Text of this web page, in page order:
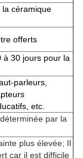
la céramique
offerts
à 30 jours pour la
parleurs,
etc.
par la
plus élevée; Il
car il est difficile